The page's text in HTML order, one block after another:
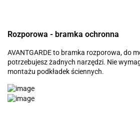
Rozporowa - bramka ochronna
AVANTGARDE to bramka rozporowa, do
potrzebujesz żadnych narzędzi. Nie
montażu podkładek ściennych.